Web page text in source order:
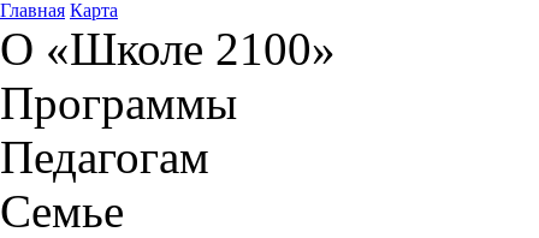
Главная Карта
О «Школе 2100»
Программы
Педагогам
Семье